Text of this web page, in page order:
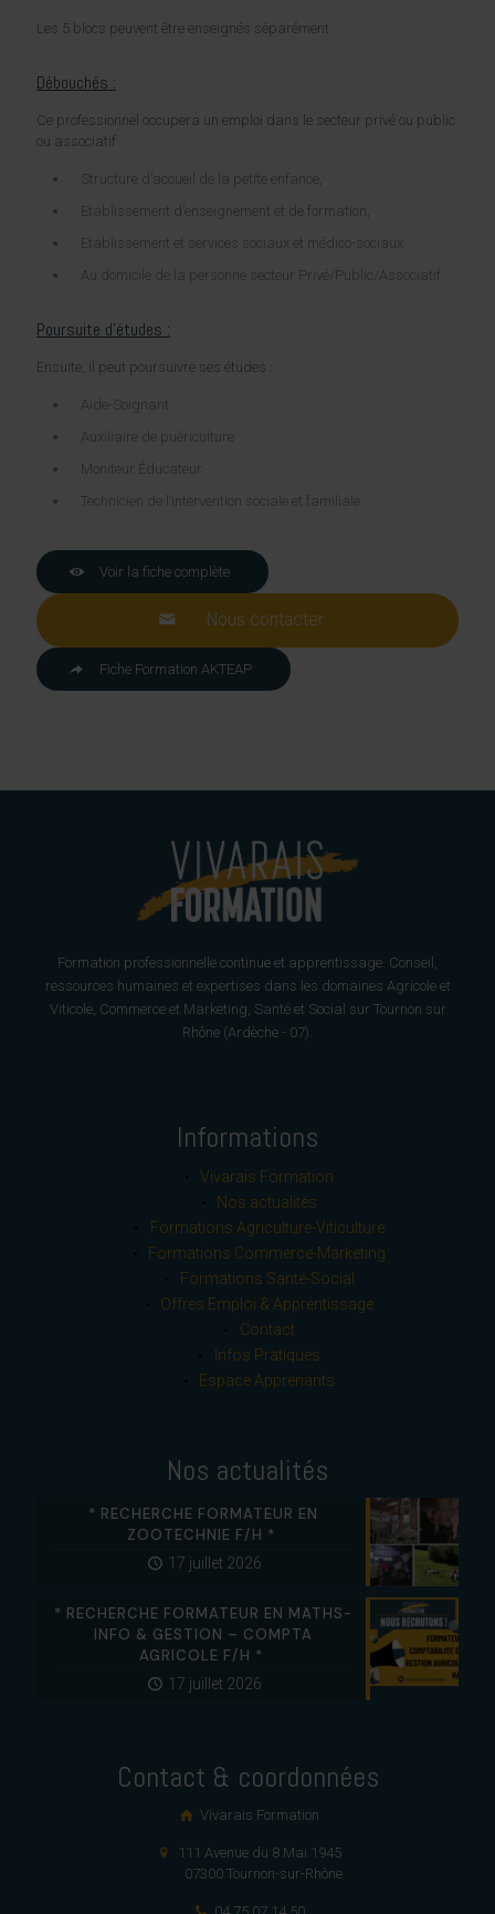
Les 5 blocs peuvent être enseignés séparément
Débouchés :
Ce professionnel occupera un emploi dans le secteur privé ou public
ou associatif :
Structure d’accueil de la petite enfance,
Etablissement d’enseignement et de formation,
Etablissement et services sociaux et médico-sociaux
Au domicile de la personne secteur Privé/Public/Associatif
Poursuite d’études :
Ensuite, il peut poursuivre ses études :
Aide-Soignant
Auxiliaire de puériculture
Moniteur Éducateur
Technicien de l’intervention sociale et familiale
Voir la fiche complète
Nous contacter
Fiche Formation AKTEAP
Formation professionnelle continue et apprentissage. Conseil,
ressources humaines et expertises dans les domaines Agricole et
Viticole, Commerce et Marketing, Santé et Social sur Tournon sur
Rhône (Ardèche - 07).
Informations
Vivarais Formation
Nos actualités
Formations Agriculture-Viticulture
Formations Commerce-Marketing
Formations Santé-Social
Offres Emploi & Apprentissage
Contact
Infos Pratiques
Espace Apprenants
Nos actualités
* RECHERCHE FORMATEUR EN
ZOOTECHNIE F/H *
17 juillet 2026
* RECHERCHE FORMATEUR EN MATHS-
INFO & GESTION – COMPTA
AGRICOLE F/H *
17 juillet 2026
Contact & coordonnées
Vivarais Formation
111 Avenue du 8 Mai 1945
07300 Tournon-sur-Rhône